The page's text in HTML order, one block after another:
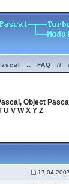
:: FAQ //
Object Pascal
U V W X Y Z